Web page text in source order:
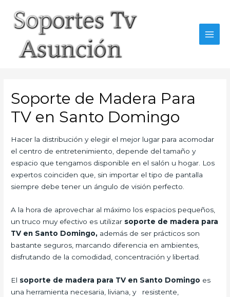
content
Soporte de Madera Para
TV en Santo Domingo
Hacer la distribución y elegir el mejor lugar para acomodar
el centro de entretenimiento, depende del tamaño y
espacio que tengamos disponible en el salón u hogar. Los
expertos coinciden que, sin importar el tipo de pantalla
siempre debe tener un ángulo de visión perfecto.
A la hora de aprovechar al máximo los espacios pequeños,
un truco muy efectivo es utilizar soporte de madera para
TV en Santo Domingo, además de ser prácticos son
bastante seguros, marcando diferencia en ambientes,
disfrutando de la comodidad, concentración y libertad.
El soporte de madera para TV en Santo Domingo es
una herramienta necesaria, liviana, y resistente,